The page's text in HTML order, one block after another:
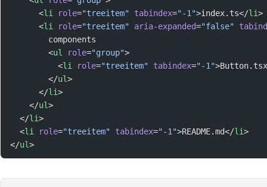
      <
li role="treeitem" tabindex="-1">index.ts</li>
      <
li role="treeitem" aria-expanded="false"
        components
        <
ul role="group">
          <
li role="treeitem" tabindex="-1"
        </
ul>
      </
li>
    </
ul>
  </
li>
  <
li role="treeitem" tabindex="-1">README.md</li>
</ul>